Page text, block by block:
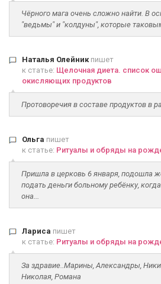
Чёрного мага очень сложно найти. В
"ведьмы" и "колдуны", которые
Наталья Олейникпишет
к статье: Щелочная диета. список
окисляющих продуктов
Протоворечия в составе продуктов в
Ольга пишет
к статье: Ритуалы и обряды на
Пришла в церковь 6 января, подошла
подать деньги больному ребёнку,
она...
Лариса пишет
к статье: Ритуалы и обряды на
За здравие..Марины, Александры,
Николая, Романа